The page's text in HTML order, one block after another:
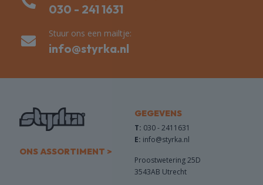
030 - 241 1631
Stuur ons een mailtje:
info@styrka.nl
ONS ASSORTIMENT >
GEGEVENS
T: 030 - 2411631
E: info@styrka.nl
Proostwetering 25D
3543AB Utrecht